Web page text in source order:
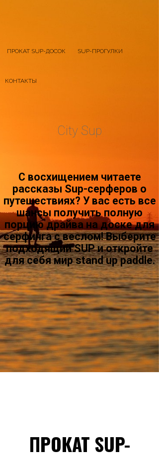
ПРОКАТ SUP-ДОСОК SUP-ПРОГУЛКИ
КОНТАКТЫ
City Sup
С восхищением читаете
рассказы Sup-серферов о
путешествиях? У вас есть все
шансы получить полную
порцию драйва на доске для
серфинга с веслом! Выберите
подходящий SUP и откройте
для себя мир stand up paddle.
ПРОКАТ SUP-